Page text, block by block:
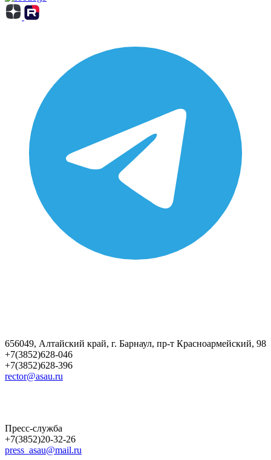
656049, Алтайский край, г. Барнаул, пр-т Красноармейский, 98
+7(3852)628-046
+7(3852)628-396
rector@asau.ru
Пресс-служба
+7(3852)20-32-26
press_asau@mail.ru